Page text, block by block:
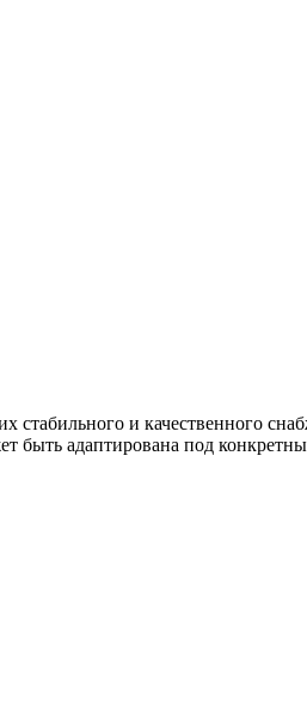
и качественного
адаптирована под